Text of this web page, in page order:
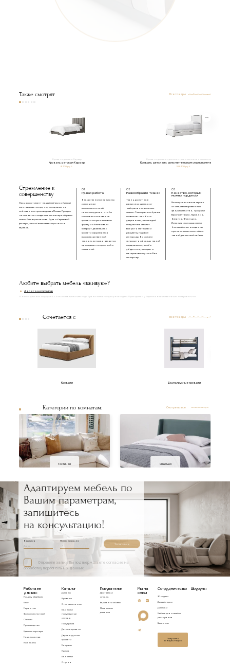
Также смотрят Все товары
Кровать детская Карвер
81 700 руб.
Кровать детская с дополнительным спальным местом Ронсон
103 400 руб.
Стремление к
совершенству
Весь ассортимент нашей мебели с обивкой
изготавливается вручную под заказ на
собственном производстве в Москве. Процесс
начинается с создания инженерной рамы
из комбинации массива бука и березовой
фанеры, что обеспечивает прочность
каркаса.
01
Ручная работа
В качестве наполнения мы
используем
высокоэластичный
пенополиуретан, чтобы
изголовье и основание
кровати сохраняли свою
форму и обеспечивали
комфорт. Далее каркас
кровати оформляется
высококачественной
тканью, которая является
одновременно прочной и
стильной.
02
Разнообразие тканей
Ткань доступна в
различных цветах: от
нейтральных до самых
смелых. Такое разнообразие
позволяет нам быть
уверенными, что каждый
покупатель сможет
выбрать материал и
расцветку под свой
интерьер. Вы можете
запросить образцы тканей
перед заказом, чтобы
убедиться, что цвет и
материал впишутся в Ваш
интерьер.
03
Качество, которым
можно гордиться
Мы получаем наш материал
от специализированных
фабрик из Китая, Турции и
Европы (Италия, Германия,
Бельгия, Франция,
Испания), которые имеют
большой опыт в создании
прочных и износостойких
тканей для мягкой мебели.
Любите выбрать мебель «вживую»?
Адреса шоурумов
В наших уютных шоурумах с большим вниманием подобраны самые популярные модели. Приходите и убедитесь в качестве наших товаров лично!
Сочетается с Все товары
Кровати Двухъярусные кровати
Категории по комнатам: Смотреть все
Гостиная Спальня
Адаптируем мебель по
Вашим параметрам,
запишитесь
на консультацию!
Ваше имя Номер телефона
Записаться
Отправляя заявку, Вы подтверждаете согласие на
обработку персональных данных
Работаем
для вас
Почему Idealbeds
Блог
Гарантии
Фото покупателей
Отзывы
Производство
Идеи интерьера
Наша команда
Контакты
Каталог
Диваны
Кровати
Стеновые панели
Барные и
полубарные
стулья
Полукресла
Детские кровати
Двухъярусные
кровати
Матрасы
Кресла
Банкетки
Стулья
Покупателям
Доставка и
оплата
Варианты обивки
Механизмы
диванов
Мы на
связи
Сотрудничество
3D модели
Дизайнерам
Дилерам
Мебель для отелей и
ресторанов
Вакансии
Получить
консультацию
Шоурумы